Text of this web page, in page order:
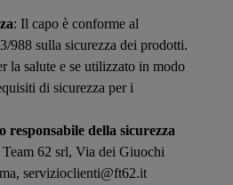
: Il capo è conforme al
988 sulla sicurezza dei prodotti.
la salute e se utilizzato in modo
di sicurezza per i
responsabile della sicurezza
Team 62 srl, Via dei Giuochi
servizioclienti@ft62.it